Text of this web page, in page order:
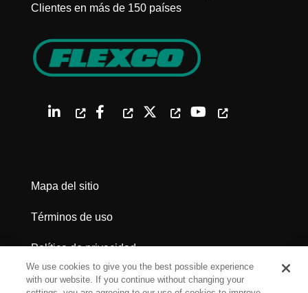
Clientes en más de 150 países
Mapa del sitio
Términos de uso
Política de privacidad
Advertencias legales
We use cookies to give you the best possible experience
with our website. If you continue without changing your